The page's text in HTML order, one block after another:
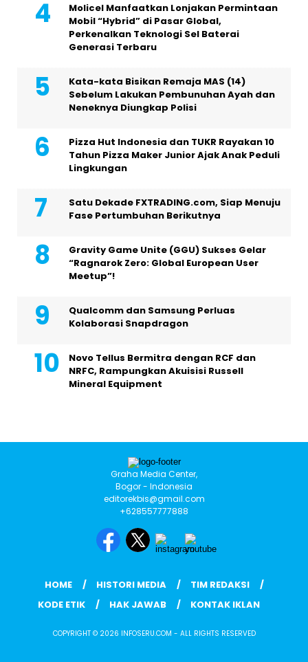
Molicel Manfaatkan Lonjakan Permintaan
Mobil “Hybrid” di Pasar Global,
Perkenalkan Teknologi Sel Baterai
Generasi Terbaru
Kata-kata Bisikan Remaja MAS (14)
Sebelum Lakukan Pembunuhan Ayah dan
Neneknya Diungkap Polisi
Pizza Hut Indonesia dan TUKR Rayakan 10
Tahun Pizza Maker Junior Ajak Anak Peduli
Lingkungan
Satu Dekade FXTRADING.com, Siap Menuju
Fase Pertumbuhan Berikutnya
Gravity Game Unite (GGU) Sukses Gelar
“Ragnarok Zero: Global European User
Meetup”!
Qualcomm dan Samsung Perluas
Kolaborasi Snapdragon
Novo Tellus Bermitra dengan RCF dan
NRFC, Rampungkan Akuisisi Russell
Mineral Equipment
Graha Media Center,
Bogor - Indonesia
editorekbis@gmail.com
+628557777888
HOME HISTORI MEDIA
TIM REDAKSI
KODE ETIK
HAK JAWAB KONTAK IKLAN
COPYRIGHT © 2026 INFOSERU.COM - ALL RIGHTS RESERVED